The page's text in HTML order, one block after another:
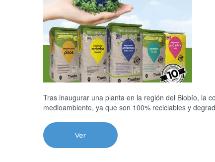
Tras inaugurar una planta en la región del Biobío, la
medioambiente, ya que son 100% reciclables y
Ver